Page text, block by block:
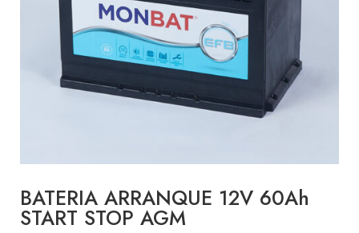
BATERIA ARRANQUE 12V 60Ah
START STOP AGM